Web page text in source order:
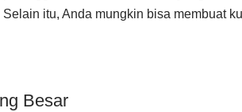
itu, Anda mungkin bisa membuat
Besar